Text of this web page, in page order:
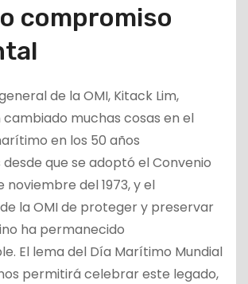
compromiso
de la OMI, Kitack Lim,
cambiado muchas cosas en el
en los 50 años
que se adoptó el Convenio
noviembre del 1973, y el
la OMI de proteger y preservar
ha permanecido
El lema del Día Marítimo Mundial
permitirá celebrar este legado,